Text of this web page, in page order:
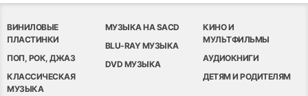
ВИНИЛОВЫЕ
ПЛАСТИНКИ
ПОП, РОК, ДЖАЗ
КЛАССИЧЕСКАЯ
МУЗЫКА
МУЗЫКА НА SACD
BLU-RAY МУЗЫКА
DVD МУЗЫКА
КИНО И
МУЛЬТФИЛЬМЫ
АУДИОКНИГИ
ДЕТЯМ И РОДИТЕЛЯМ